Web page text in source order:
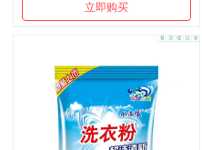
立即购买